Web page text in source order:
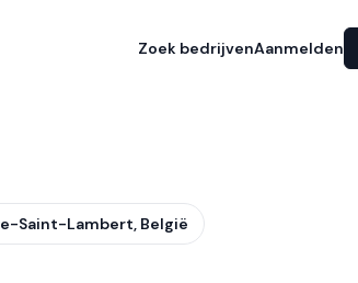
Zoek bedrijvenAanmelden
Saint-Lambert, België